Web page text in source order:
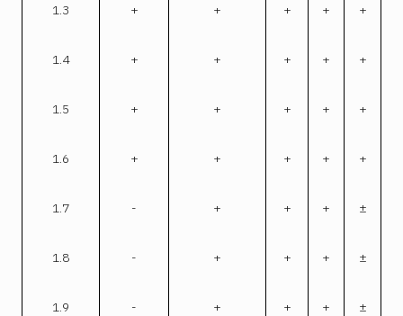
1.3 + + + + +
1.4 + + + + +
1.5 + + + + +
1.6 + + + + +
1.7 - + + + ±
1.8 - + + + ±
1.9 - + + + ±